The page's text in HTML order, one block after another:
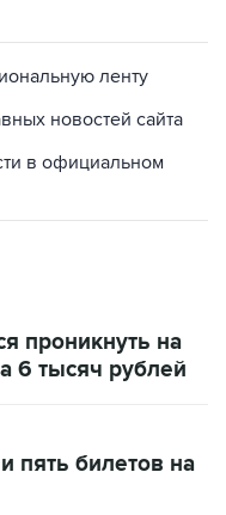
ленту
новостей сайта
в официальном
проникнуть на
6 тысяч рублей
пять билетов на